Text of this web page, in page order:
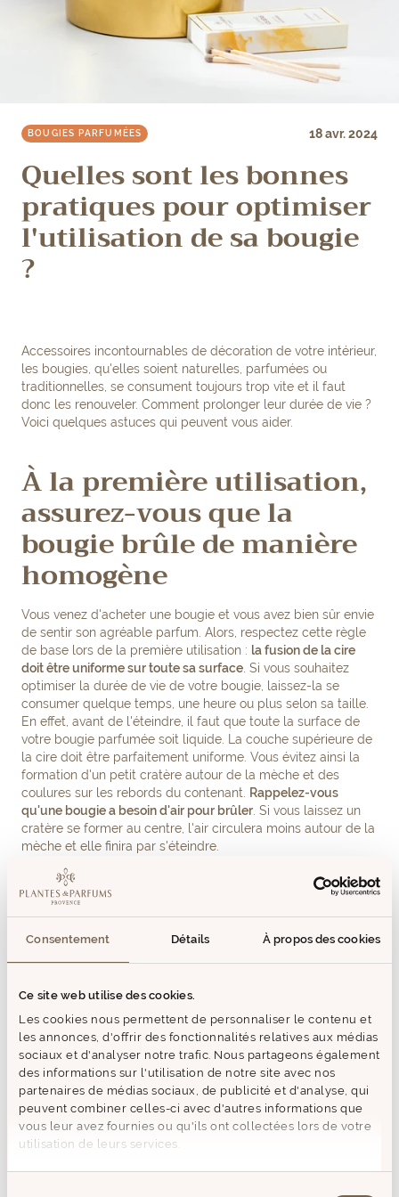
Consentement Détails À propos des cookies
Ce site web utilise des cookies.
Les cookies nous permettent de personnaliser le contenu et
les annonces, d'offrir des fonctionnalités relatives aux médias
sociaux et d'analyser notre trafic. Nous partageons également
des informations sur l'utilisation de notre site avec nos
partenaires de médias sociaux, de publicité et d'analyse, qui
peuvent combiner celles-ci avec d'autres informations que
vous leur avez fournies ou qu'ils ont collectées lors de votre
utilisation de leurs services.
BOUGIES PARFUMÉES 18 avr. 2024
Quelles sont les bonnes
pratiques pour optimiser
l'utilisation de sa bougie
?
Accessoires incontournables de décoration de votre intérieur,
les bougies, qu'elles soient naturelles, parfumées ou
traditionnelles, se consument toujours trop vite et il faut
donc les renouveler. Comment prolonger leur durée de vie ?
Voici quelques astuces qui peuvent vous aider.
À la première utilisation,
assurez-vous que la
bougie brûle de manière
homogène
Vous venez d'acheter une bougie et vous avez bien sûr envie
de sentir son agréable parfum. Alors, respectez cette règle
de base lors de la première utilisation : la fusion de la cire
doit être uniforme sur toute sa surface . Si vous souhaitez
optimiser la durée de vie de votre bougie, laissez-la se
consumer quelque temps, une heure ou plus selon sa taille.
En effet, avant de l'éteindre, il faut que toute la surface de
votre bougie parfumée soit liquide. La couche supérieure de
la cire doit être parfaitement uniforme. Vous évitez ainsi la
formation d'un petit cratère autour de la mèche et des
coulures sur les rebords du contenant. Rappelez-vous
qu'une bougie a besoin d'air pour brûler . Si vous laissez un
cratère se former au centre, l'air circulera moins autour de la
mèche et elle finira par s'éteindre.
Si la bougie s'est déjà creusée, tout n'est pas perdu !
Chauffez-la un moment au bain-marie jusqu'à retrouver une
surface liquide plane.
Coupez régulièrement la
mèche
Il faut veiller à toujours maintenir la mèche assez courte afin
d’éviter la création es dépôts noirs sur la cire.Il est primordial
de raccourcir la mèche d’environ 0,5 cm à 1 cm de la
surface. En effet, une mèche trop longue entraîne une
flamme plus haute et une consommation de la cire plus
rapide. Dès lors, votre bougie émet une fumée noire qui peut
se retrouvent au bout de la mèche et se déposent dans la